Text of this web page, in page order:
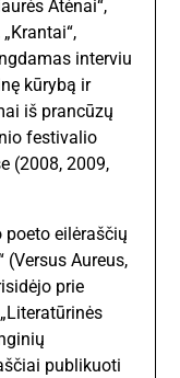
Atėnai“,
interviu
kūrybą ir
iš prancūzų
festivalio
(2008, 2009,
eilėraščių
(Versus Aureus,
prie
publikuoti